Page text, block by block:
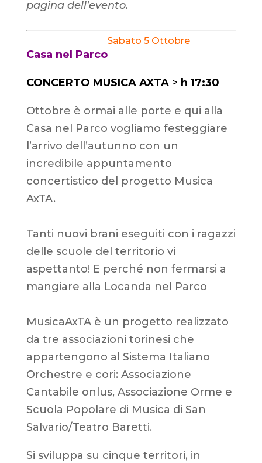
pagina dell’evento.
Sabato 5 Ottobre
Casa nel Parco
CONCERTO MUSICA AXTA > h 17:30
Ottobre è ormai alle porte e qui alla
Casa nel Parco vogliamo festeggiare
l’arrivo dell’autunno con un
incredibile appuntamento
concertistico del progetto Musica
AxTA.
Tanti nuovi brani eseguiti con i ragazzi
delle scuole del territorio vi
aspettanto! E perché non fermarsi a
mangiare alla Locanda nel Parco
MusicaAxTA è un progetto realizzato
da tre associazioni torinesi che
appartengono al Sistema Italiano
Orchestre e cori: Associazione
Cantabile onlus, Associazione Orme e
Scuola Popolare di Musica di San
Salvario/Teatro Baretti.
Si sviluppa su cinque territori, in